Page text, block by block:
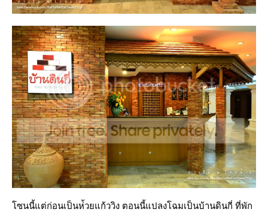
ซนนี้แต่ก่อนเป็นห่้วยแก้ววิง ตอนนี้แปลงโฉมเป็นบ้านดินกี่ ที่พัก